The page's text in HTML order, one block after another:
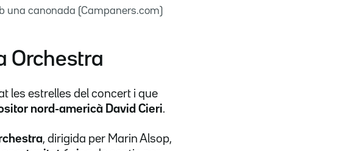
una canonada (Campaners.com)
Orchestra
les estrelles del concert i que
nord-americà David Cieri.
, dirigida per Marin Alsop,